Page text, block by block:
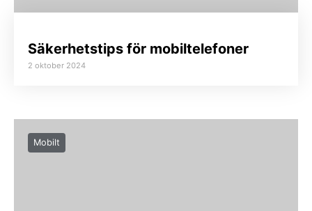
Säkerhetstips för mobiltelefoner
2 oktober 2024
Mobilt